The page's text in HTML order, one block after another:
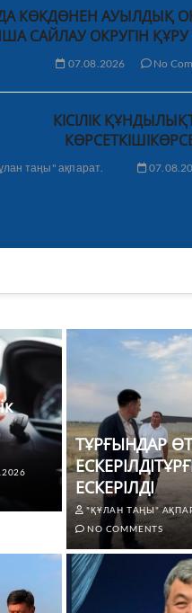
КӨКДӨНЕН АУЫЛДЫҚ
САЙЛАУ ОКРУГІН
07.08.2026 No
КІСІЛІК
таңы" ақпарат.
ТҰРҒЫНДАР
ЕСКЕРІЛДІ
"ҚҰЛАН ТАҢЫ"
NO COMMENTS